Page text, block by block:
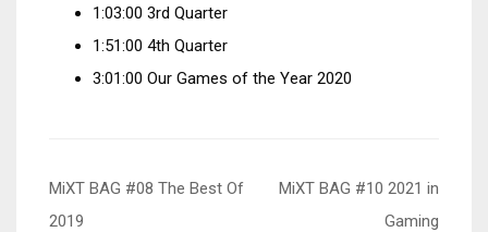
1:03:00 3rd Quarter
1:51:00 4th Quarter
3:01:00 Our Games of the Year 2020
Beitragsnavigation
MiXT BAG #08 The Best Of
2019
MiXT BAG #10 2021 in
Gaming